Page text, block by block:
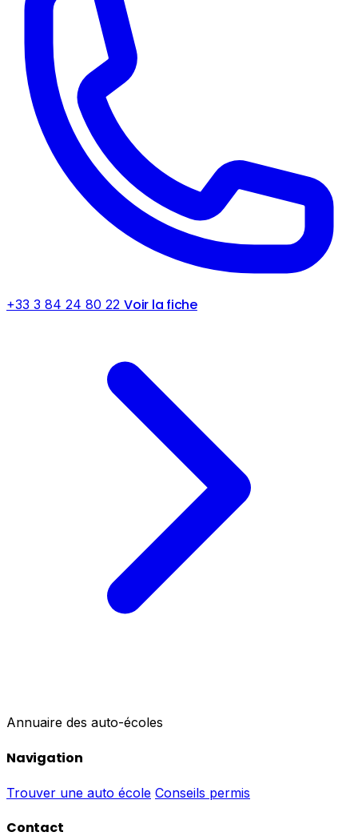
+33 3 84 24 80 22 Voir la fiche
Annuaire des auto-écoles
Navigation
Trouver une auto école Conseils permis
Contact